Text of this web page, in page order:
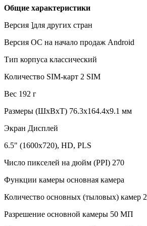
Общие характеристики
Версия ]для других стран
Версия ОС на начало продаж Android
Тип корпуса классический
Количество SIM-карт 2 SIM
Вес 192 г
Размеры (ШxВxТ) 76.3x164.4x9.1 мм
Экран Дисплей
6.5" (1600x720), HD, PLS
Число пикселей на дюйм (PPI) 270
Функции камеры основная камера
Количество основных (тыловых) камер 2
Разрешение основной камеры 50 МП